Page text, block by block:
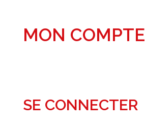
MON COMPTE
SE CONNECTER